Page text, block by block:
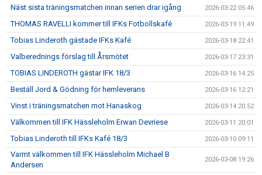
Näst sista träningsmatchen innan serien drar igång 2026-03-22 05:46
THOMAS RAVELLI kommer till IFKs Fotbollskafé 2026-03-19 11:49
Tobias Linderoth gästade IFKs Kafé 2026-03-18 22:41
Valberednings förslag till Årsmötet 2026-03-17 23:31
TOBIAS LINDEROTH gästar IFK 18/3 2026-03-16 14:25
Beställ Jord & Gödning för hemleverans 2026-03-16 12:21
Vinst i träningsmatchen mot Hanaskog 2026-03-14 20:52
Välkommen till IFK Hässleholm Erwan Devriese 2026-03-11 20:01
Tobias Linderoth till IFKs Kafé 18/3 2026-03-10 09:11
Varmt välkommen till IFK Hässleholm Michael B
Andersen
2026-03-08 19:26